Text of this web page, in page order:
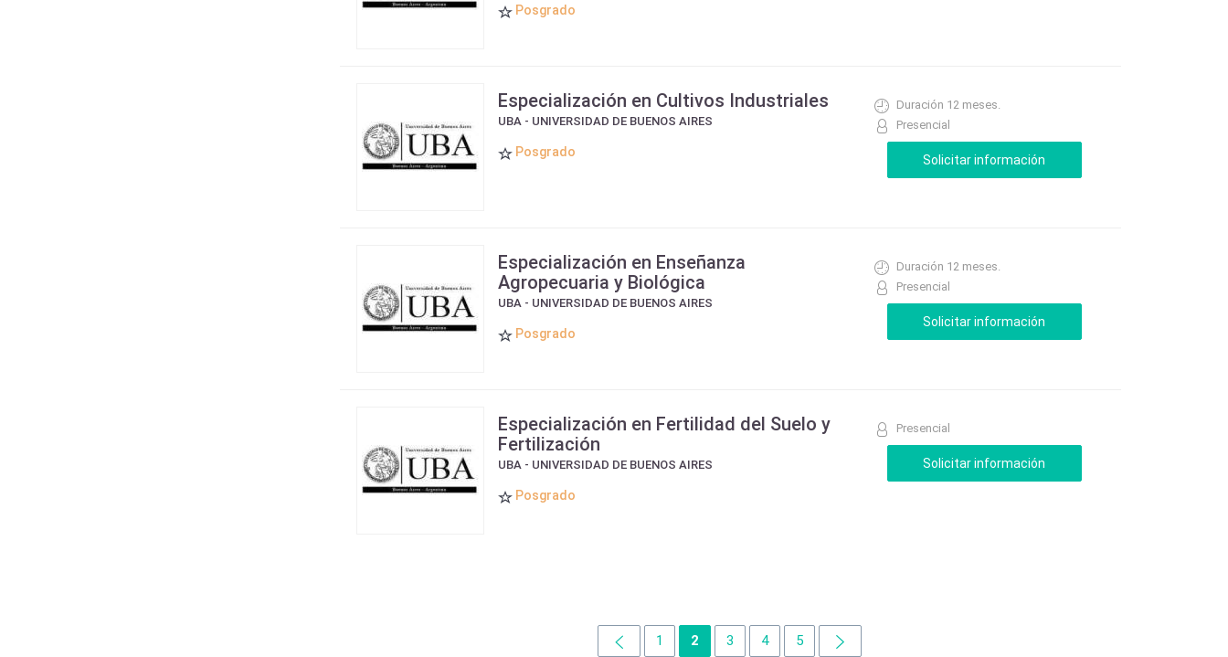
Posgrado
Especialización en Cultivos Industriales
UBA - UNIVERSIDAD DE BUENOS AIRES
Posgrado
Duración 12 meses.
Presencial
Especialización en Enseñanza
Agropecuaria y Biológica
UBA - UNIVERSIDAD DE BUENOS AIRES
Posgrado
Duración 12 meses.
Presencial
Especialización en Fertilidad del Suelo y
Fertilización
UBA - UNIVERSIDAD DE BUENOS AIRES
Posgrado
Presencial
1 2 3 4 5